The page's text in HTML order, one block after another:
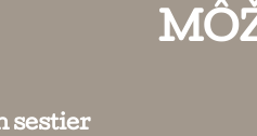
sestier